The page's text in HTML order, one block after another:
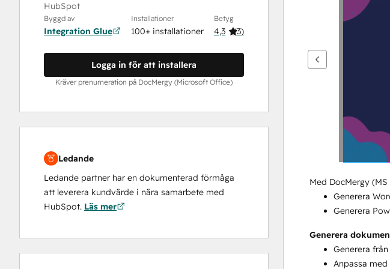
HubSpot
Byggd av
Integration Glue
Installationer
100+ installationer
Betyg
4,3 (3)
Logga in för att installera
Kräver prenumeration på DocMergy (Microsoft Office)
Ledande
Ledande partner har en dokumenterad förmåga
att leverera kundvärde i nära samarbete med
HubSpot. Läs mer
Med DocMergy
Generera
Generera
Generera
Generera
Anpassa